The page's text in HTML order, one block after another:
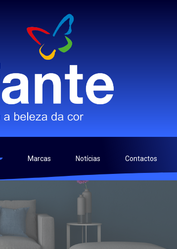
Marcas Notícias Contactos